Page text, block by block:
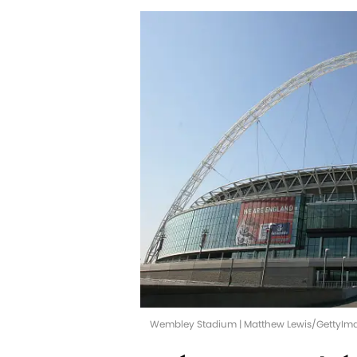
Wembley Stadium | Matthew Lewis/